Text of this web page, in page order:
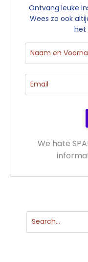
Ontvang leuke
Wees zo ook
het
We hate